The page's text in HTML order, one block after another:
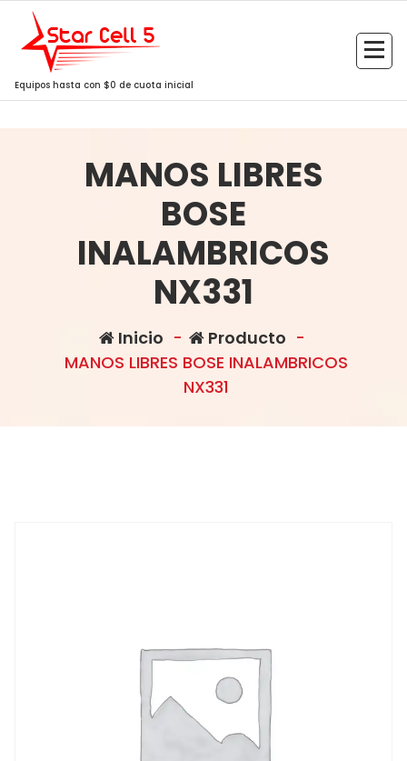
Saltar
contenido
Equipos hasta con $0 de cuota inicial
MANOS LIBRES
BOSE
INALAMBRICOS
NX331
Inicio - Producto -
MANOS LIBRES BOSE INALAMBRICOS
NX331